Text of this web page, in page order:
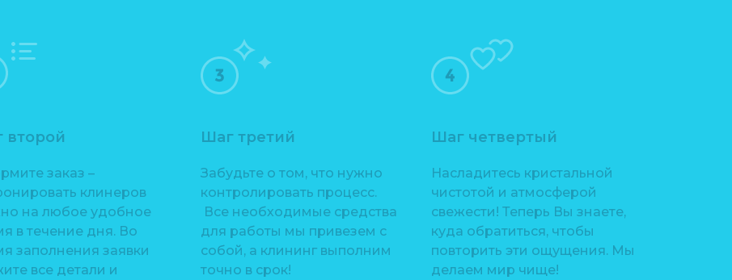
второй
заказ –
клинеров
на любое удобное
в течение дня. Во
заполнения заявки
все детали и
Шаг третий
Забудьте о том, что нужно
контролировать процесс.
Все необходимые средства
для работы мы привезем с
собой, а клининг выполним
точно в срок!
Шаг четвертый
Насладитесь кристальной
чистотой и атмосферой
свежести! Теперь Вы знаете,
куда обратиться, чтобы
повторить эти ощущения. Мы
делаем мир чище!